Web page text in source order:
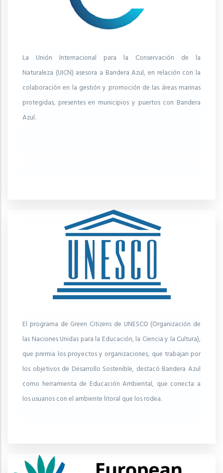
La Unión Internacional para la Conservación de la
Naturaleza (UICN) asesora a Bandera Azul, en relación con la
colaboración en la gestión y promoción de las áreas marinas
protegidas, presentes en municipios y puertos con Bandera
Azul.
El programa de Green Citizens de UNESCO (Organización de
las Naciones Unidas para la Educación, la Ciencia y la Cultura),
que premia los proyectos y organizaciones, que trabajan por
los objetivos de Desarrollo Sostenible, destacó Bandera Azul
como herramienta de Educación Ambiental, que conecta a
los usuarios con el ambiente litoral que los rodea.